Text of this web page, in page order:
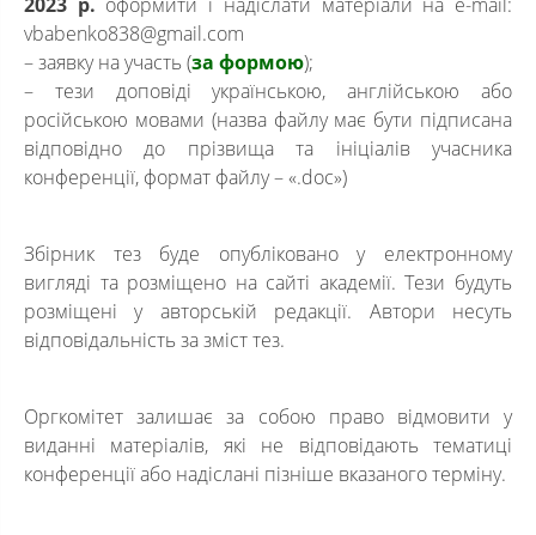
vbabenko838@gmail.com
– заявку на участь (за формою);
– тези доповіді українською, англійською або
російською мовами (назва файлу має бути підписана
відповідно до прізвища та ініціалів учасника
конференції, формат файлу – «.doc»)
Збірник тез буде опубліковано у електронному
вигляді та розміщено на сайті академії. Тези будуть
розміщені у авторській редакції. Автори несуть
відповідальність за зміст тез.
Оргкомітет залишає за собою право відмовити у
виданні матеріалів, які не відповідають тематиці
конференції або надіслані пізніше вказаного терміну.